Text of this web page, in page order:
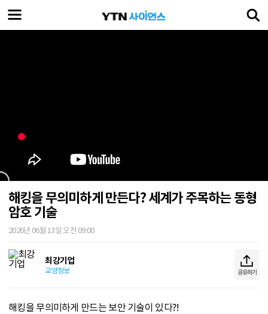
해킹을 무의미하게 만든다? 세계가 주목하는 동형
암호 기술
2026년 06월 13일 오전 09:00
최강기업
교양정보 공유하기
해킹을 무의미하게 만드는 보안 기술이 있다?!